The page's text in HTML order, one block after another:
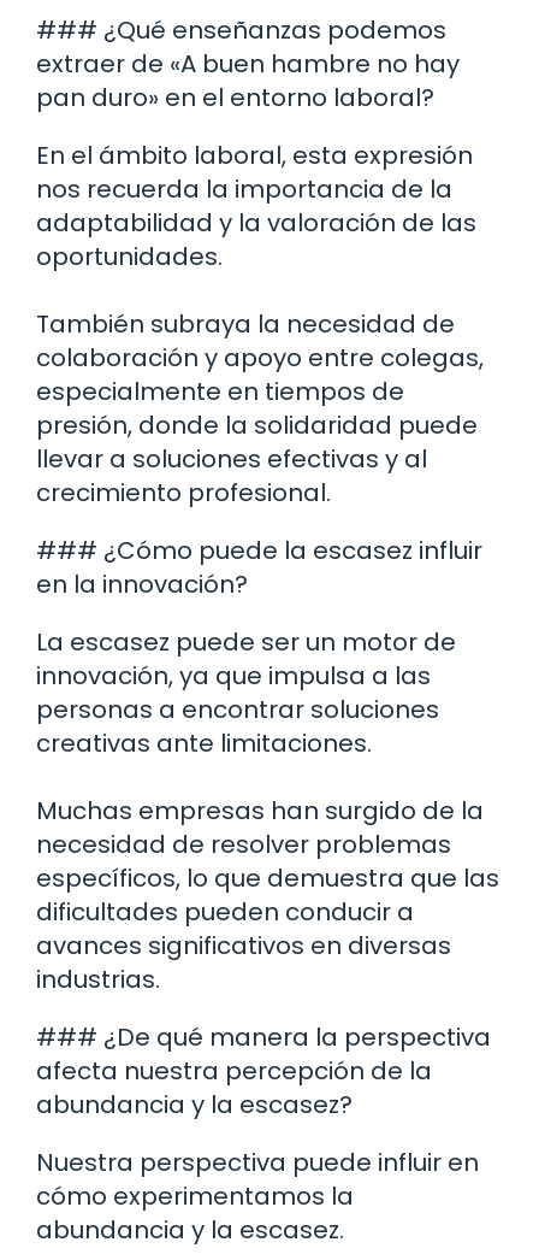
### ¿Qué enseñanzas podemos
extraer de «A buen hambre no hay
pan duro» en el entorno laboral?
En el ámbito laboral, esta expresión
nos recuerda la importancia de la
adaptabilidad y la valoración de las
oportunidades.
También subraya la necesidad de
colaboración y apoyo entre colegas,
especialmente en tiempos de
presión, donde la solidaridad puede
llevar a soluciones efectivas y al
crecimiento profesional.
### ¿Cómo puede la escasez influir
en la innovación?
La escasez puede ser un motor de
innovación, ya que impulsa a las
personas a encontrar soluciones
creativas ante limitaciones.
Muchas empresas han surgido de la
necesidad de resolver problemas
específicos, lo que demuestra que las
dificultades pueden conducir a
avances significativos en diversas
industrias.
### ¿De qué manera la perspectiva
afecta nuestra percepción de la
abundancia y la escasez?
Nuestra perspectiva puede influir en
cómo experimentamos la
abundancia y la escasez.